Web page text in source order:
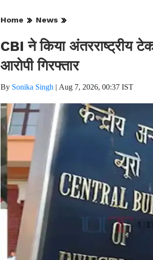
Home News
CBI ने किया अंतरराष्ट्रीय
आरोपी गिरफ्तार
By Sonika Singh | Aug 7, 2026, 00:37 IST